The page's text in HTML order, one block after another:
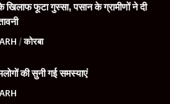
खिलाफ फूटा गुस्सा, पसान के ग्रामीणों ने दी
कोरबा
की सुनी गई समस्याएं